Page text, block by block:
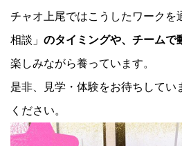
チャオ上尾ではこうしたワークを
相談」 のタイミングや、チームで
楽しみながら養っています。
是非、見学・体験をお待ちしてい
ください。